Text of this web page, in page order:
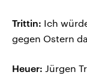
Trittin: Ich
gegen Ostern
Heuer: Jürgen